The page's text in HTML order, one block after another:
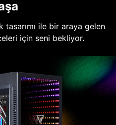
tasarımı ile bir araya gelen
için seni bekliyor.